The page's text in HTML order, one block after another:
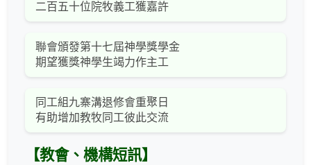
二百五十位院牧義工獲嘉許
聯會頒發第十七屆神學獎學金
期望獲獎神學生竭力作主工
同工組九寨溝退修會重聚日
有助增加教牧同工彼此交流
【教會、機構短訊】